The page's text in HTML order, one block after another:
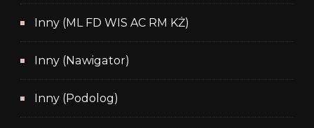
Inny (ML FD WIS AC RM KŻ)
Inny (Nawigator)
Inny (Podolog)